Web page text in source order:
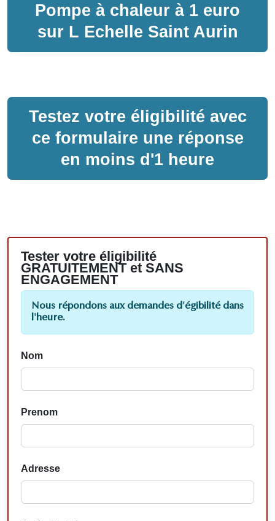
Pompe à chaleur à 1 euro
sur L Echelle Saint Aurin
Testez votre éligibilité avec
ce formulaire une réponse
en moins d'1 heure
Tester votre éligibilité
GRATUITEMENT et SANS
ENGAGEMENT
Nous répondons aux demandes d'égibilité dans
l'heure.
Nom
Prenom
Adresse